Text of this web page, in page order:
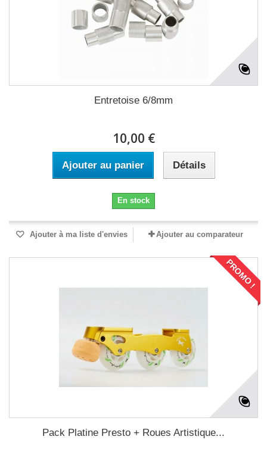
Entretoise 6/8mm
10,00 €
Ajouter au panier Détails
En stock
Ajouter à ma liste d'envies Ajouter au comparateur
PROMO !
Pack Platine Presto + Roues Artistique...